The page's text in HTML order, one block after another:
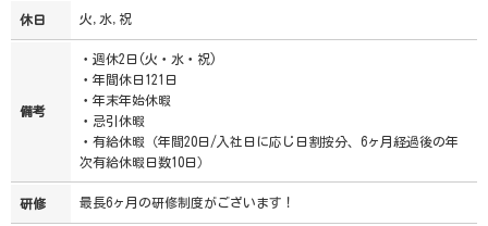
休日 火,水,祝
備考
・週休2日(火・水・祝)
・年間休日121日
・年末年始休暇
・忌引休暇
・有給休暇（年間20日/入社日に応じ日割按分、6ヶ月経過後の年
次有給休暇日数10日）
研修 最長6ヶ月の研修制度がございます！